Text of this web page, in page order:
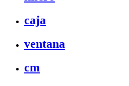
caja
ventana
cm